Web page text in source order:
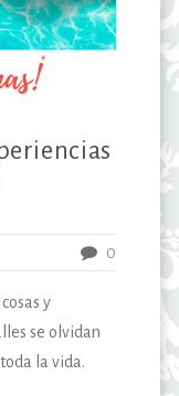
0
y
se olvidan
la vida.